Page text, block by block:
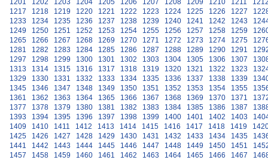
1201 1202 1203 1204 1205 1206 1207 1208 1209 1210 1211
1217
1218 1219 1220 1221 1222 1223 1224 1225 1226 1227
1233
1234 1235 1236 1237 1238 1239 1240 1241 1242 1243
1249
1250 1251 1252 1253 1254 1255 1256 1257 1258 1259
1265
1266 1267 1268 1269 1270 1271 1272 1273 1274 1275
1281
1282 1283 1284 1285 1286 1287 1288 1289 1290 1291
1297
1298 1299 1300 1301 1302 1303 1304 1305 1306 1307
1313
1314 1315 1316 1317 1318 1319 1320 1321 1322 1323
1329
1330 1331 1332 1333 1334 1335 1336 1337 1338 1339
1345
1346 1347 1348 1349 1350 1351 1352 1353 1354 1355
1361
1362 1363 1364 1365 1366 1367 1368 1369 1370 1371
1377
1378 1379 1380 1381 1382 1383 1384 1385 1386 1387
1393
1394 1395 1396 1397 1398 1399 1400 1401 1402 1403
1409
1410 1411 1412 1413 1414 1415 1416 1417 1418 1419
1425
1426 1427 1428 1429 1430 1431 1432 1433 1434 1435
1441
1442 1443 1444 1445 1446 1447 1448 1449 1450 1451
1457
1458 1459 1460 1461 1462 1463 1464 1465 1466 1467